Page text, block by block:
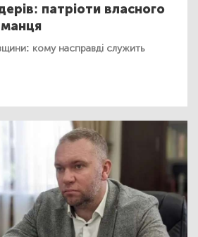
патріоти власного
кому насправді служить